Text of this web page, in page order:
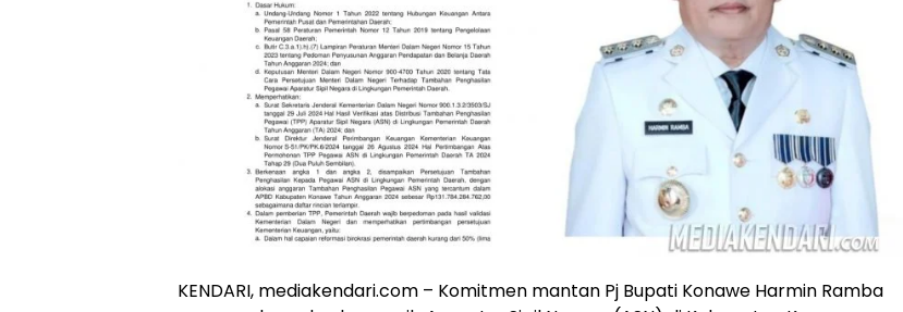
KENDARI, mediakendari.com – Komitmen mantan Pj Bupati Konawe Harmin Ramba